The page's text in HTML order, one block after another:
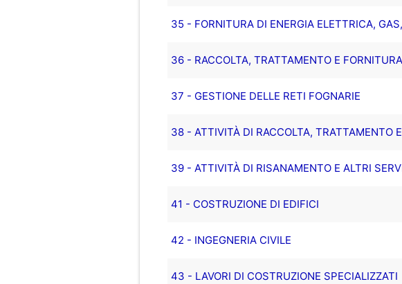
35 - FORNITURA DI ENERGIA ELETTRICA,
36 - RACCOLTA, TRATTAMENTO E
37 - GESTIONE DELLE RETI FOGNARIE
38 - ATTIVITÀ DI RACCOLTA, TRATTAMENTO
39 - ATTIVITÀ DI RISANAMENTO E ALTRI
41 - COSTRUZIONE DI EDIFICI
42 - INGEGNERIA CIVILE
43 - LAVORI DI COSTRUZIONE SPECIALIZZATI